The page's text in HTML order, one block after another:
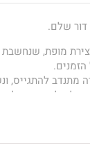
שלם.
מופת, שנחשבת
מתנדב להתגייס,
של מלחמת העולם
להם, הוא